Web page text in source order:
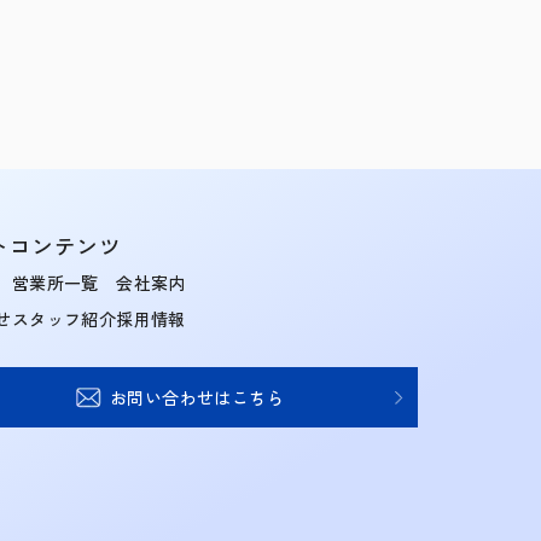
コンテンツ
営業所一覧
スタッフ紹介
会社案内
採用情報
お問い合わせはこちら